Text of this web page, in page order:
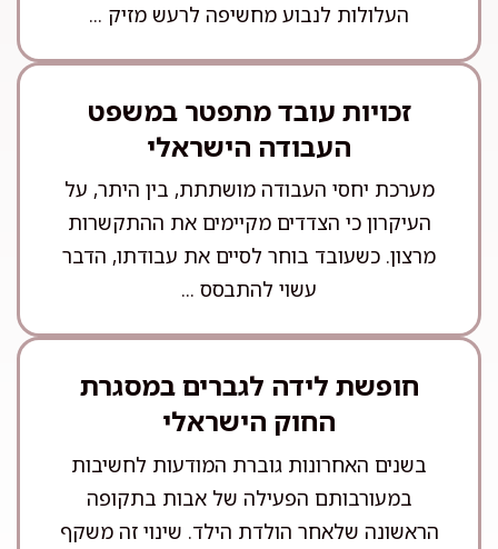
העלולות לנבוע מחשיפה לרעש מזיק ...
זכויות עובד מתפטר במשפט
העבודה הישראלי
מערכת יחסי העבודה מושתתת, בין היתר, על
העיקרון כי הצדדים מקיימים את ההתקשרות
מרצון. כשעובד בוחר לסיים את עבודתו, הדבר
עשוי להתבסס ...
חופשת לידה לגברים במסגרת
החוק הישראלי
בשנים האחרונות גוברת המודעות לחשיבות
במעורבותם הפעילה של אבות בתקופה
הראשונה שלאחר הולדת הילד. שינוי זה משקף